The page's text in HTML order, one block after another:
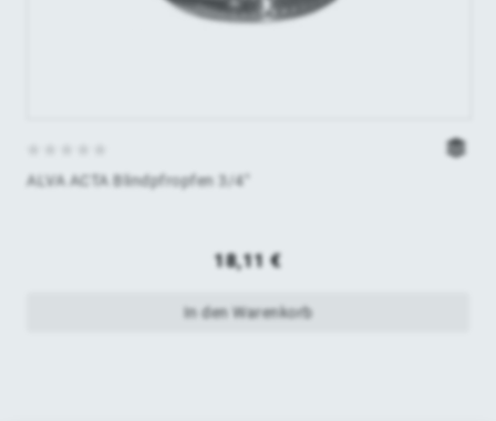
ALVA ACTA Blindpfropfen 3/4"
18,11€
In den Warenkorb